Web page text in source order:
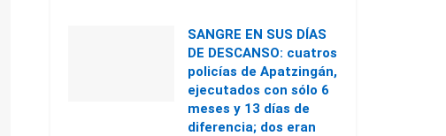
SANGRE EN SUS DÍAS
DE DESCANSO: cuatros
policías de Apatzingán,
ejecutados con sólo 6
meses y 13 días de
diferencia; dos eran